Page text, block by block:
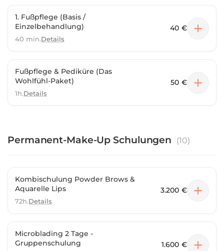
1. Fußpflege (Basis /
Einzelbehandlung)
40 min.Details
40 €
Fußpflege & Pediküre (Das
Wohlfühl-Paket)
1h.Details
50 €
Permanent-Make-Up Schulungen (10)
Kombischulung Powder Brows &
Aquarelle Lips
72h.Details
3.200 €
Microblading 2 Tage -
Gruppenschulung
1.600 €